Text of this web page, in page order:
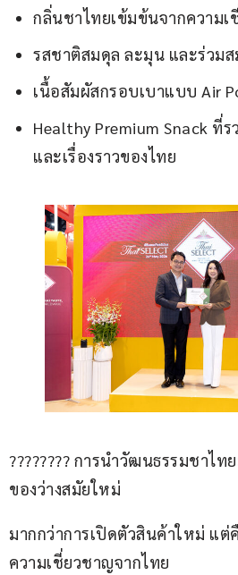
กลิ่นชาไทยเข้มข้นจากความเ
รสชาติสมดุล ละมุน และร่วมส
เนื้อสัมผัสกรอบเบาแบบ Air
Healthy Premium Snack ที่
และเรื่องราวของไทย
???????? การนำวัฒนธรรมชาไ
ของว่างสมัยใหม่
มากกว่าการเปิดตัวสินค้าใหม่ แต่
ความเชี่ยวชาญจากไทย